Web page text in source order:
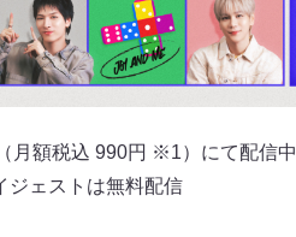
月額税込 990円 ※1）にて配信中
ェストは無料配信